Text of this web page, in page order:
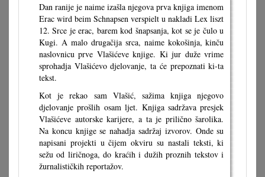
Dan ranije je naime izašla njegova prva knjiga imenom
Erac wird beim Schnapsen verspielt u nakladi Lex liszt
12. Srce je erac, barem kod šnapsanja, kot se je čulo u
Kugi. A malo drugačija srca, naime kokošinja, kinču
naslovnicu prve Vlašićeve knjige. Ki jur duže vrime
sprohadja Vlašićevo djelovanje, ta će prepoznati ki-ta
tekst.
Kot je rekao sam Vlašić, sažima knjiga njegovo
djelovanje prošlih osam ljet. Knjiga sadržava presjek
Vlašićeve autorske karijere, a ta je prilično šarolika.
Na koncu knjige se nahadja sadržaj izvorov. Onde su
napisani projekti u čijem okviru su nastali teksti, ki
sežu od liričnoga, do kraćih i dužih proznih tekstov i
žurnalističkih reportažov.